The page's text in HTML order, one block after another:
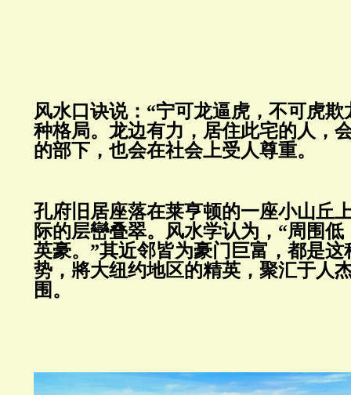
风水口诀说： “宁可龙逼虎，不可虎欺
种格局。龙边有力，居住此宅的人，
的部下，也会在社会上受人尊重。
孔府旧居座落在莱亨顿的一座小山丘
际的层巒叠翠。风水学认为， “周围低
英豪。”其近邻皆为豪门巨富，都是这
势，將大纽约地区的精英，聚汇于人
围。